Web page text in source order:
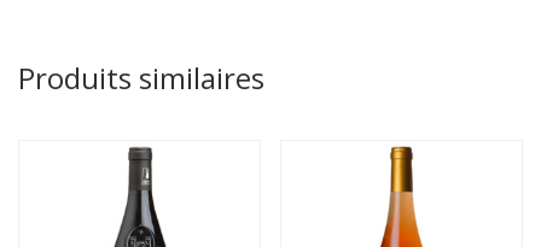
Produits similaires